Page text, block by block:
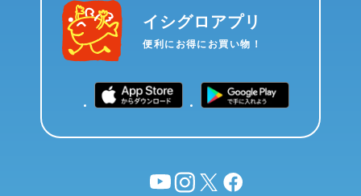
イシグロアプリ
便利にお得にお買い物！
YouTubeinstagram
X facebook